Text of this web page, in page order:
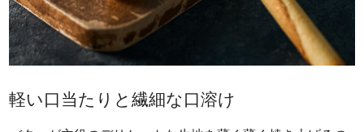
軽い口当たりと繊細な口溶け